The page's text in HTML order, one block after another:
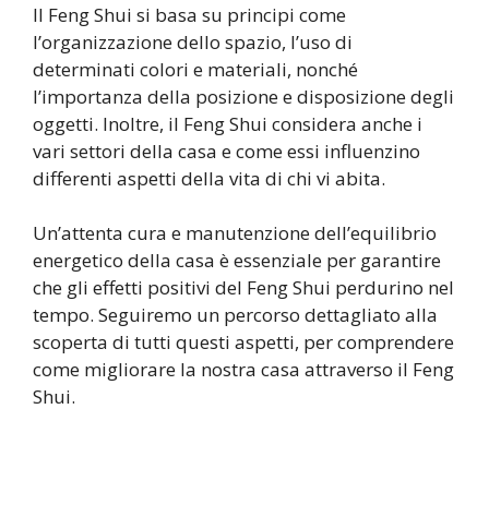
Il Feng Shui si basa su principi come
l’organizzazione dello spazio, l’uso di
determinati colori e materiali, nonché
l’importanza della posizione e disposizione degli
oggetti. Inoltre, il Feng Shui considera anche i
vari settori della casa e come essi influenzino
differenti aspetti della vita di chi vi abita.
Un’attenta cura e manutenzione dell’equilibrio
energetico della casa è essenziale per garantire
che gli effetti positivi del Feng Shui perdurino nel
tempo. Seguiremo un percorso dettagliato alla
scoperta di tutti questi aspetti, per comprendere
come migliorare la nostra casa attraverso il Feng
Shui.